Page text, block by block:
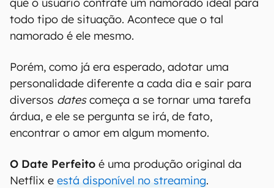
todo tipo de situação. Acontece que o tal
namorado é ele mesmo.
Porém, como já era esperado, adotar uma
personalidade diferente a cada dia e sair para
diversos datescomeça a se tornar uma tarefa
árdua, e ele se pergunta se irá, de fato,
encontrar o amor em algum momento.
O Date Perfeito é uma produção original da
Netflix e está disponível no streaming.